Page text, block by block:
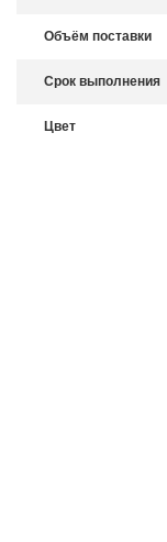
Объём поставки
Срок выполнения
Цвет